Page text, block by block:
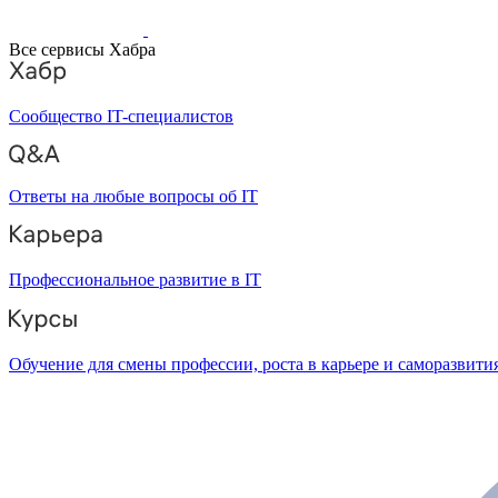
Все сервисы Хабра
Сообщество IT-специалистов
Ответы на любые вопросы об IT
Профессиональное развитие в IT
Обучение для смены профессии, роста в карьере и